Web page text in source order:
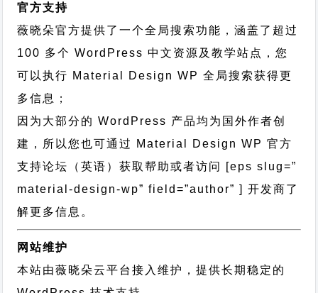
官方支持
薇晓朵官方提供了一个全局搜索功能，涵盖了超过
100 多个 WordPress 中文资源及教学站点，您
可以执行 Material Design WP 全局搜索获得更
多信息；
因为大部分的 WordPress 产品均为国外作者创
建，所以您也可通过 Material Design WP 官方
支持论坛
（英语）获取帮助或者访问 [eps slug=”
material-design-wp” field=”author” ] 开发商了
解更多信息。
网站维护
本站由薇晓朵云平台接入维护，提供长期稳定的